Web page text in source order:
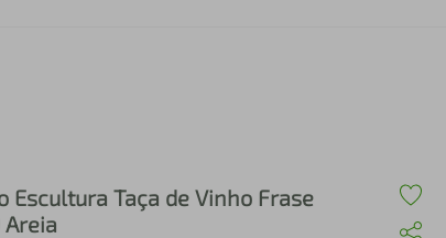
Escultura Taça de Vinho Frase